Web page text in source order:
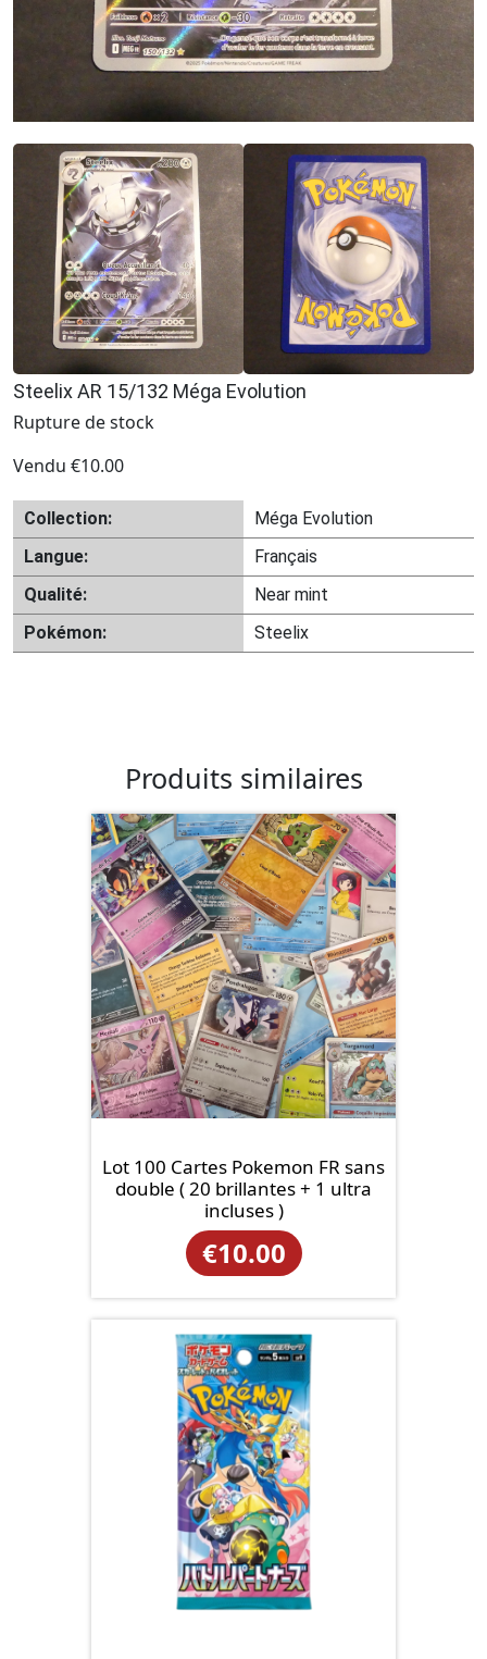
Steelix AR 15/132 Méga Evolution
Rupture de stock
Vendu €10.00
Collection:
Méga Evolution
Langue:
Français
Qualité:
Near mint
Pokémon:
Steelix
Produits similaires
Lot 100 Cartes Pokemon FR sans
double ( 20 brillantes + 1 ultra
incluses )
€10.00